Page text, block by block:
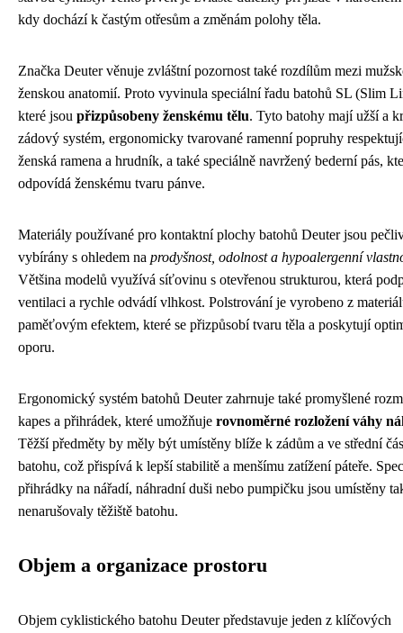
kdy dochází k častým otřesům a změnám polohy těla.
Značka Deuter věnuje zvláštní pozornost také rozdílům mezi
ženskou anatomií. Proto vyvinula speciální řadu batohů SL (Slim
které jsou přizpůsobeny ženskému tělu. Tyto batohy mají užší a
zádový systém, ergonomicky tvarované ramenní popruhy
ženská ramena a hrudník, a také speciálně navržený bederní pás,
odpovídá ženskému tvaru pánve.
Materiály používané pro kontaktní plochy batohů Deuter jsou
vybírány s ohledem na prodyšnost, odolnost a hypoalergenní
Většina modelů využívá síťovinu s otevřenou strukturou, která
ventilaci a rychle odvádí vlhkost. Polstrování je vyrobeno z
paměťovým efektem, které se přizpůsobí tvaru těla a poskytují
oporu.
Ergonomický systém batohů Deuter zahrnuje také promyšlené
kapes a přihrádek, které umožňuje rovnoměrné rozložení váhy
Těžší předměty by měly být umístěny blíže k zádům a ve střední
batohu, což přispívá k lepší stabilitě a menšímu zatížení páteře.
přihrádky na nářadí, náhradní duši nebo pumpičku jsou umístěny
nenarušovaly těžiště batohu.
Objem a organizace prostoru
Objem cyklistického batohu Deuter představuje jeden z klíčových